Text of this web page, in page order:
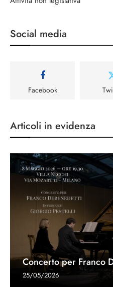
Social media
Facebook
Articoli in evidenza
Concerto per Franco
25/05/2026